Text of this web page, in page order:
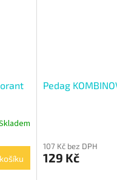
Pedag
107 Kč bez DPH
129 Kč